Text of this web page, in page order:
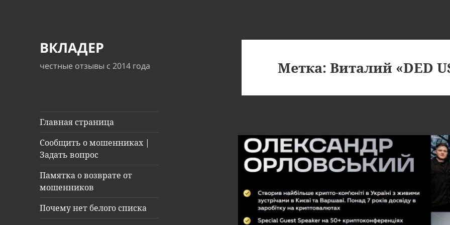
ВКЛАДЕР
честные отзывы с 2014 года
Главная страница
Сообщить о мошенниках |
Задать вопрос
Памятка о возврате от
мошенников
Почему нет белого списка
Метка:Виталий «DED